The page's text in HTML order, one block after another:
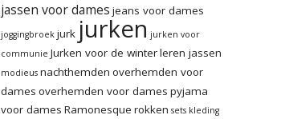
jassen voor dames jeans voor dames
joggingbroek jurk jurken jurken voor
communie Jurken voor de winterleren jassen
modieus nachthemden overhemden voor
dames overhemden voor dames pyjama
voor dames Ramonesque rokken sets kleding